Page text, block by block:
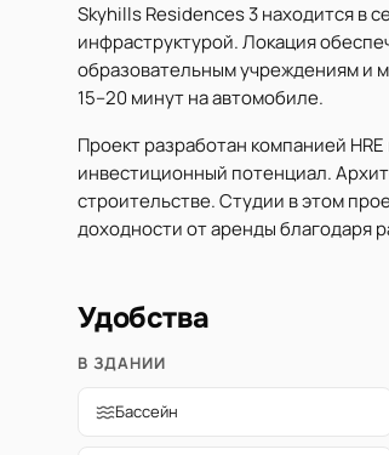
Skyhills Residences 3 находится в
инфраструктурой. Локация
образовательным учреждениям и
15–20 минут на автомобиле.
Проект разработан компанией
инвестиционный потенциал.
строительстве. Студии в этом
доходности от аренды благодаря
Удобства
В ЗДАНИИ
Бассейн